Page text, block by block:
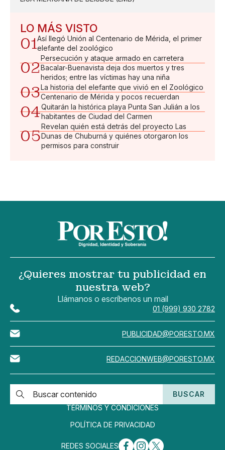
LO MÁS VISTO
01Así llegó Unión al Centenario de Mérida, el primer
elefante del zoológico
02
Persecución y ataque armado en carretera
Bacalar-Buenavista deja dos muertos y tres
heridos; entre las víctimas hay una niña
03La historia del elefante que vivió en el Zoológico
Centenario de Mérida y pocos recuerdan
04Quitarán la histórica playa Punta San Julián a los
habitantes de Ciudad del Carmen
05
Revelan quién está detrás del proyecto Las
Dunas de Chuburná y quiénes otorgaron los
permisos para construir
¿Quieres mostrar tu publicidad en
nuestra web?
Llámanos o escríbenos un mail
01 (999) 930 2782
PUBLICIDAD@PORESTO.MX
REDACCIONWEB@PORESTO.MX
BUSCAR
TÉRMINOS Y CONDICIONES
POLÍTICA DE PRIVACIDAD
REDES SOCIALES